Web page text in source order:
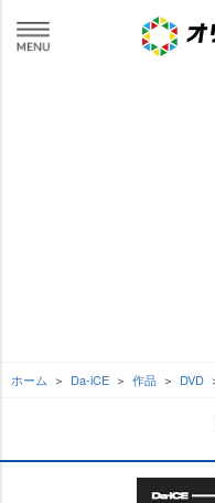
ホーム Da-iCE 作品 DVD